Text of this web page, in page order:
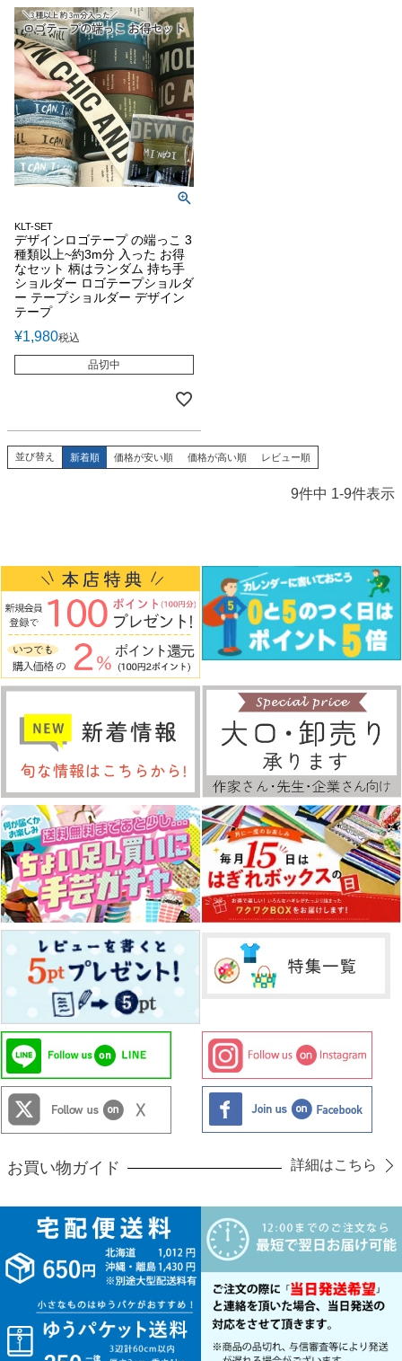
KLT-SET
デザインロゴテープ の端っこ 3
種類以上~約3m分 入った お得
なセット 柄はランダム 持ち手
ショルダー ロゴテープショルダ
ー テープショルダー デザイン
テープ
¥1,980税込
品切中
並び替え 新着順 価格が安い順 価格が高い順 レビュー順
9件中 1-9件表示
お買い物ガイド 詳細はこちら